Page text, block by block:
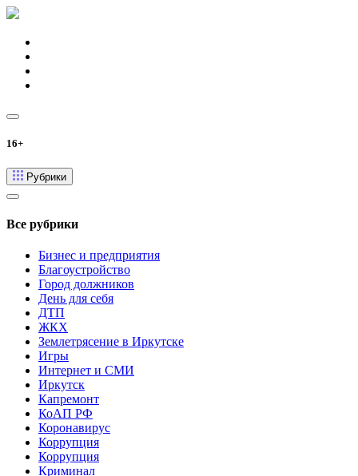
16+
Рубрики
Все рубрики
Бизнес и предприятия
Благоустройство
Город должников
День для себя
ДТП
ЖКХ
Землетрясение в Иркутске
Игры
Интернет и СМИ
Иркутск
Капремонт
КоАП РФ
Коронавирус
Коррупция
Коррупция
Криминал